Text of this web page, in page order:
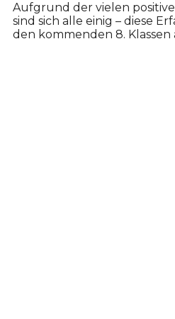
Aufgrund der vielen
sind sich alle einig – diese
den kommenden 8.